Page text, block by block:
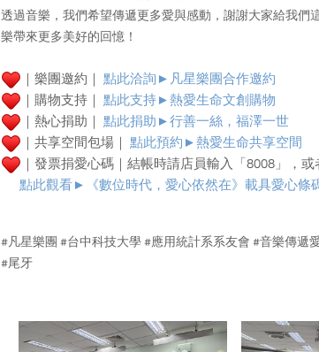
透過音樂，我們希望傳遞更多愛與感動，謝謝大家給我
樂帶來更多美好的回憶！
｜樂團邀約｜ 點此洽詢►凡星樂團合作邀約
｜購物支持｜
點此支持►熱愛生命文創購物
｜熱心捐助｜ 點此捐助►行善一絲，福澤一世
｜共享空間包場｜ 點此預約► 熱愛生命共享空間
｜發票捐愛心碼｜結帳時請店員輸入「8008」，或
點此觀看►
《數位時代，愛心依然在》載具愛心條
#凡星樂團 #台中科技大學 #應用統計系系友會 #音樂傳遞
#尾牙